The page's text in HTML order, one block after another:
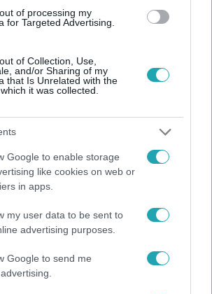
of processing my
for Targeted Advertising.
of Collection, Use,
and/or Sharing of my
that Is Unrelated with the
it was collected.
Google to enable storage
like cookies on web or
in apps.
my user data to be sent to
advertising purposes.
Google to send me
a Barátok közt egykori rosszfiúja,
ringbe lép a Sztárboxban
a ringbe a megállíthatatlanok,